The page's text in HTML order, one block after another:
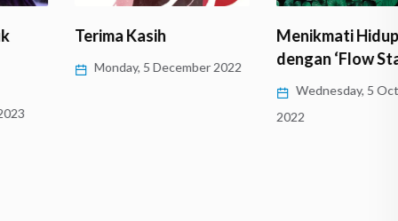
Terima Kasih
Monday, 5 December 2022
Menikmati Hidup
dengan ‘Flow State’
Wednesday, 5 October